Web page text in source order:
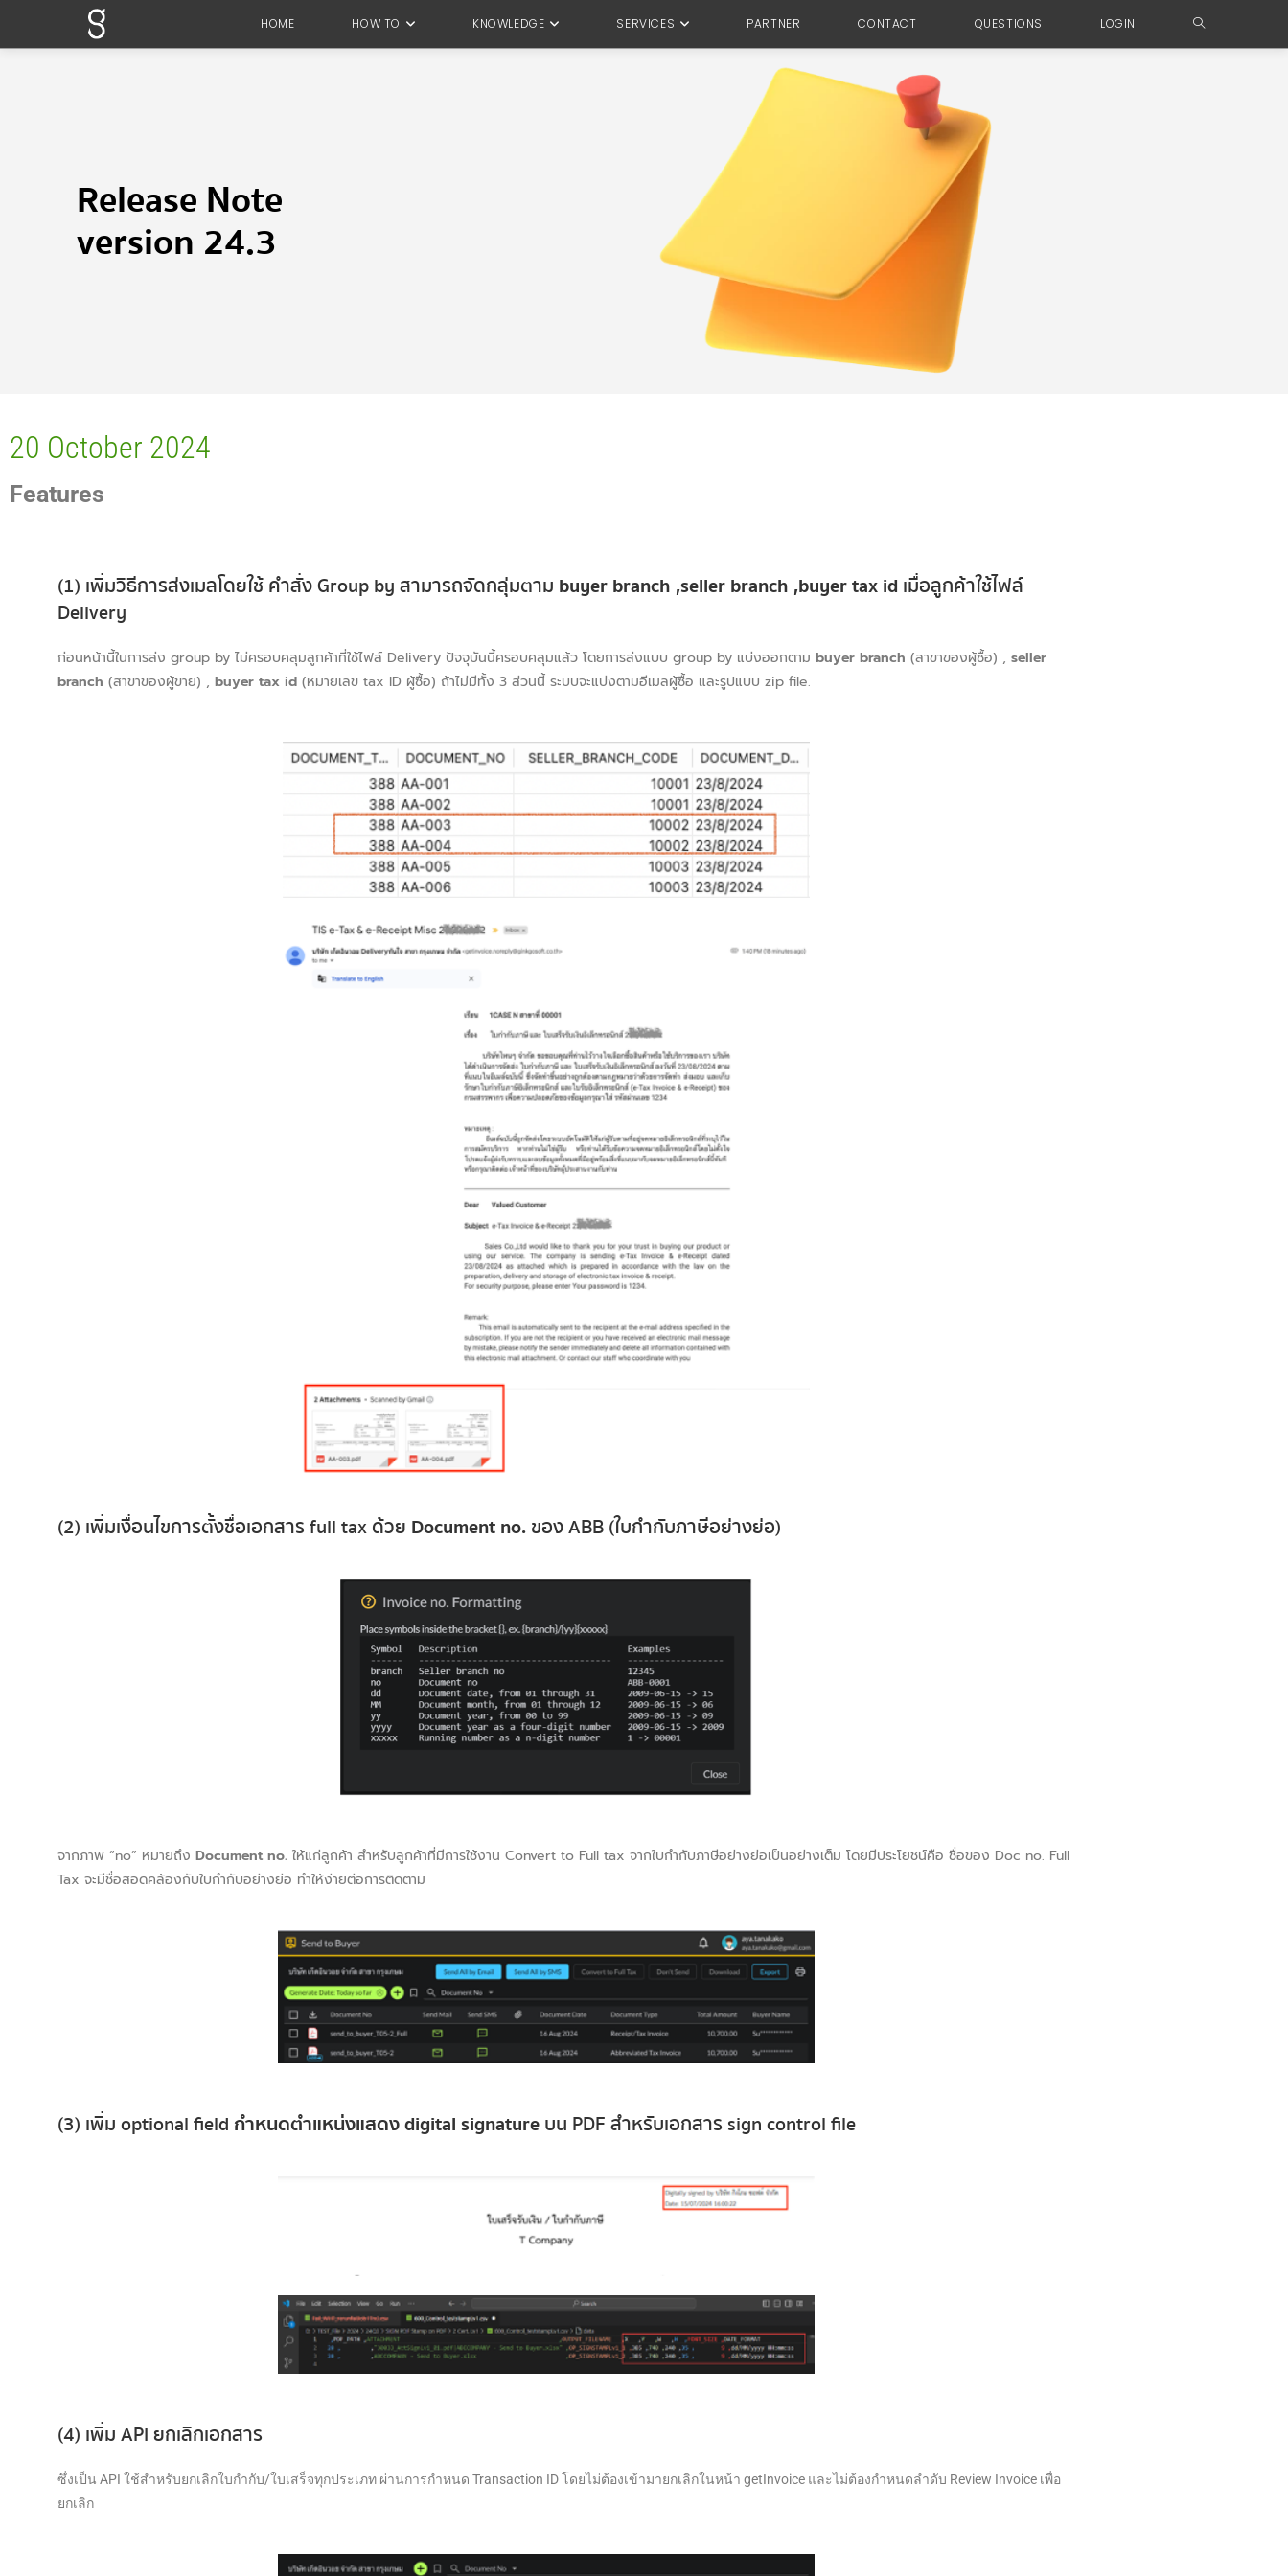
HOME HOW TO KNOWLEDGE SERVICES PARTNER CONTACT QUESTIONS LOGIN
Release Note
version 24.3
20 October 2024
Features
(1) เพิ่มวิธีการส่งเมลโดยใช้ คำสั่ง Group by สามารถจัดกลุ่มตาม buyer branch ,seller branch ,buyer tax id เมื่อลูกค้าใช้ไฟล์
Delivery
ก่อนหน้านี้ในการส่ง group by ไม่ครอบคลุมลูกค้าที่ใช้ไฟล์ Delivery ปัจจุบันนี้ครอบคลุมแล้ว โดยการส่งแบบ group by แบ่งออกตาม buyer branch (สาขาของผู้ซื้อ) , seller
branch (สาขาของผู้ขาย) , buyer tax id (หมายเลข tax ID ผู้ซื้อ) ถ้าไม่มีทั้ง 3 ส่วนนี้ ระบบจะแบ่งตามอีเมลผู้ซื้อ และรูปแบบ zip file.
(2) เพิ่มเงื่อนไขการตั้งชื่อเอกสาร full tax ด้วย Document no.ของ ABB (ใบกำกับภาษีอย่างย่อ)
จากภาพ “no” หมายถึง Document no. ให้แก่ลูกค้า สำหรับลูกค้าที่มีการใช้งาน Convert to Full tax จากใบกำกับภาษีอย่างย่อเป็นอย่างเต็ม โดยมีประโยชน์คือ ชื่อของ Doc no. Full
Tax จะมีชื่อสอดคล้องกับใบกำกับอย่างย่อ ทำให้ง่ายต่อการติดตาม
(3) เพิ่ม optional field กำหนดตำแหน่งแสดง digital signatureบน PDF สำหรับเอกสาร sign control file
(4) เพิ่ม API ยกเลิกเอกสาร
ซึ่งเป็น API ใช้สำหรับยกเลิกใบกำกับ/ใบเสร็จทุกประเภท ผ่านการกำหนด Transaction ID โดยไม่ต้องเข้ามายกเลิกในหน้า getInvoice และไม่ต้องกำหนดลำดับ Review Invoice เพื่อ
ยกเลิก